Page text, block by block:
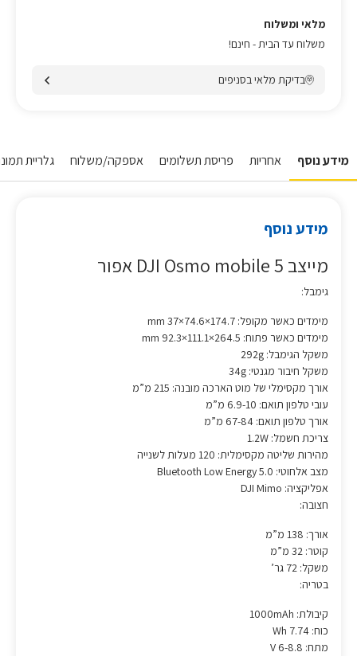
מלאי ומשלוח
משלוח עד הבית - חינם!
בדיקת מלאי בסניפים
מידע נוסף אחריות פריסת תשלומים אספקה/משלוח גלריית
מידע נוסף
מייצב DJI Osmo mobile 5 אפור
גימבל:
מימדים כאשר מקופל: 174.7×74.6×37 mm
מימדים כאשר פתוח: 264.5×111.1×92.3 mm
משקל הגימבל: 292g
משקל חיבור מגנטי: 34g
אורך מקסימלי של מוט הארכה מובנה: 215 מ”מ
עובי טלפון תואם: 6.9-10 מ”מ
אורך טלפון תואם: 67-84 מ”מ
צריכת חשמל: 1.2W
מהירות שליטה מקסימלית: 120 מעלות לשנייה
מצב אלחוטי: Bluetooth Low Energy 5.0
אפליקציה: DJI Mimo
חצובה:
אורך: 138 מ”מ
קוטר: 32 מ”מ
משקל: 72 גר’
בטריה:
קיבולת: 1000mAh
כוח: 7.74 Wh
מתח: 6-8.8 V